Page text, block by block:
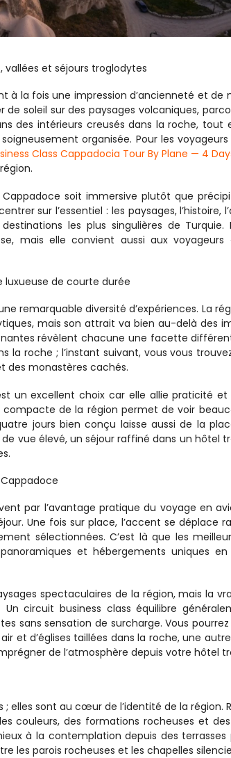
vallées et séjours troglodytes
à la fois une impression d’ancienneté et de
soleil sur des paysages volcaniques,
des intérieurs creusés dans la roche, tout
organisée. Pour les
Class Cappadocia Tour By Plane — 4
soit immersive plutôt que
sur l’essentiel : les paysages, l’histoire,
les plus singulières de Turquie.
mais elle convient aussi aux voyageurs
luxueuse de courte durée
remarquable diversité d’expériences. La
mais son attrait va bien au-delà des
révèlent chacune une facette
la roche ; l’instant suivant, vous vous
des monastères cachés.
un excellent choix car elle allie praticité et
de la région permet de voir
jours bien conçu laisse aussi de la
vue élevé, un séjour raffiné dans un hôtel
par l’avantage pratique du voyage en
Une fois sur place, l’accent se déplace
sélectionnées. C’est là que les
et hébergements uniques
spectaculaires de la région, mais la
circuit business class équilibre
sans sensation de surcharge. Vous
et d’églises taillées dans la roche, une
de l’atmosphère depuis votre hôtel
sont au cœur de l’identité de la région.
couleurs, des formations rocheuses et
à la contemplation depuis des terrasses
les parois rocheuses et les chapelles